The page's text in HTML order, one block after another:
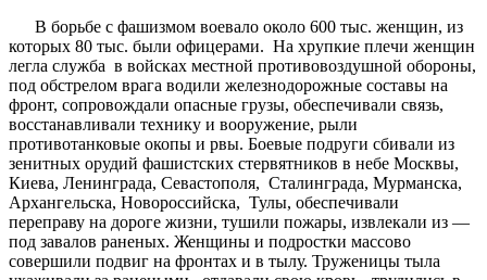
В борьбе с фашизмом воевало около 600 тыс. женщин, из
которых 80 тыс. были офицерами. На хрупкие плечи женщин
легла служба в войсках местной противовоздушной обороны,
под обстрелом врага водили железнодорожные составы на
фронт, сопровождали опасные грузы, обеспечивали связь,
восстанавливали технику и вооружение, рыли
противотанковые окопы и рвы. Боевые подруги сбивали из
зенитных орудий фашистских стервятников в небе Москвы,
Киева, Ленинграда, Севастополя, Сталинграда, Мурманска,
Архангельска, Новороссийска, Тулы, обеспечивали
переправу на дороге жизни, тушили пожары, извлекали из —
под завалов раненых. Женщины и подростки массово
совершили подвиг на фронтах и в тылу. Труженицы тыла